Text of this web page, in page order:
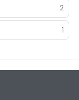
2
1